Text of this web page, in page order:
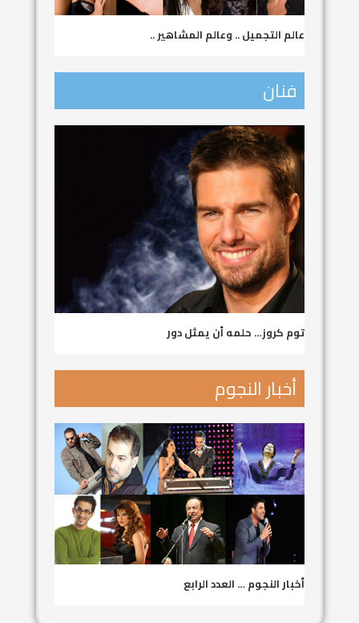
عالم التجميل .. وعالم المشاهير ..
فنان
توم كروز… حلمه أن يمثل دور
أخبار النجوم
أخبار النجوم … العدد الرابع